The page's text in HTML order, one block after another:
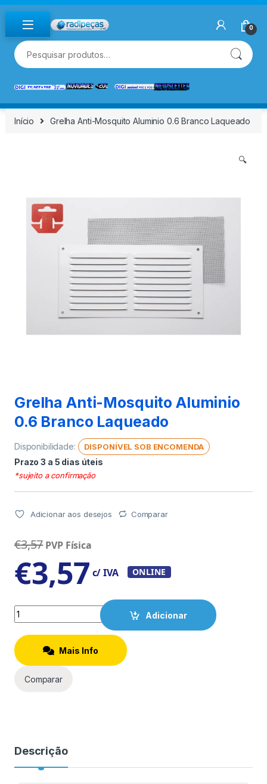
Skip to navigation
Skip to content
0
Pesquisar por:
Início Grelha Anti-Mosquito Aluminio 0.6 Branco Laqueado
🔍
Grelha Anti-Mosquito Aluminio
0.6 Branco Laqueado
Disponibilidade: DISPONÍVEL SOB ENCOMENDA
Prazo 3 a 5 dias úteis
*sujeito a confirmação
Adicionar aos desejos Comparar
€3,57 PVP Física
€3,57 c/ IVA ONLINE
Quantity
Adicionar
Mais Info
Comparar
Descrição